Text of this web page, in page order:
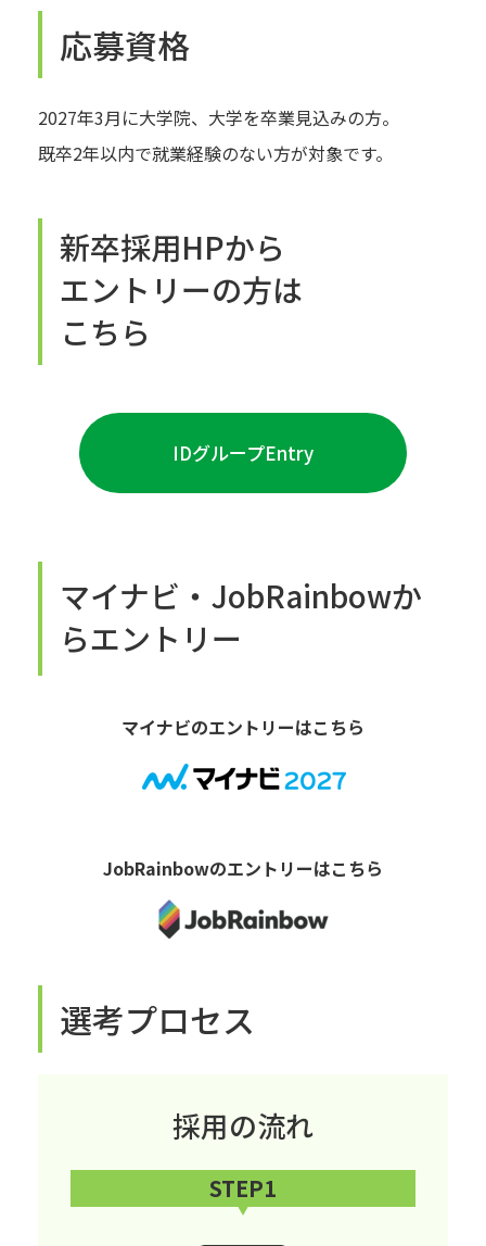
応募資格
2027年3月に大学院、大学を卒業見込みの方。
既卒2年以内で就業経験のない方が対象です。
新卒採用HPから
エントリーの方は
こちら
IDグループEntry
マイナビ・JobRainbowか
らエントリー
マイナビのエントリーはこちら
JobRainbowのエントリーはこちら
選考プロセス
採用の流れ
STEP1